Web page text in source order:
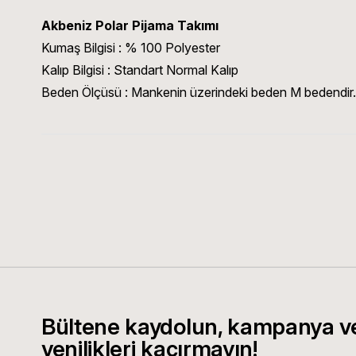
Akbeniz Polar Pijama Takımı
Kumaş Bilgisi : % 100 Polyester
Kalıp Bilgisi : Standart Normal Kalıp
Beden Ölçüsü : Mankenin üzerindeki beden M
Bültene kaydolun, kampanya
yenilikleri kaçırmayın!